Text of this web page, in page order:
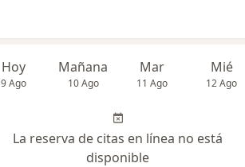
Hoy
9 Ago
Mañana
10 Ago
Mar
11 Ago
Mié
12 Ago
La reserva de citas en línea no está
disponible